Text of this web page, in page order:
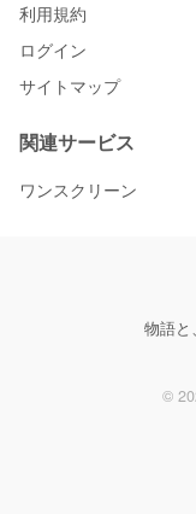
利用規約
ログイン
サイトマップ
関連サービス
ワンスクリーン
物語と
©